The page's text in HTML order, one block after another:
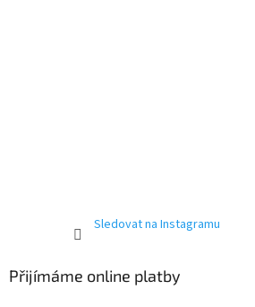
Sledovat na Instagramu
Přijímáme online platby